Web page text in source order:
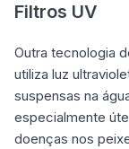
Filtros UV
Outra tecnologia
utiliza luz
suspensas na
especialmente
doenças nos